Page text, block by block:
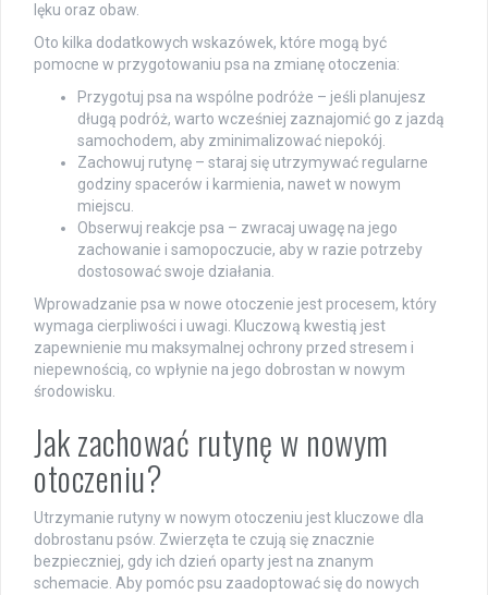
lęku oraz obaw.
Oto kilka dodatkowych wskazówek, które mogą być
pomocne w przygotowaniu psa na zmianę otoczenia:
Przygotuj psa na wspólne podróże – jeśli planujesz
długą podróż, warto wcześniej zaznajomić go z jazdą
samochodem, aby zminimalizować niepokój.
Zachowuj rutynę – staraj się utrzymywać regularne
godziny spacerów i karmienia, nawet w nowym
miejscu.
Obserwuj reakcje psa – zwracaj uwagę na jego
zachowanie i samopoczucie, aby w razie potrzeby
dostosować swoje działania.
Wprowadzanie psa w nowe otoczenie jest procesem, który
wymaga cierpliwości i uwagi. Kluczową kwestią jest
zapewnienie mu maksymalnej ochrony przed stresem i
niepewnością, co wpłynie na jego dobrostan w nowym
środowisku.
Jak zachować rutynę w nowym
otoczeniu?
Utrzymanie rutyny w nowym otoczeniu jest kluczowe dla
dobrostanu psów. Zwierzęta te czują się znacznie
bezpieczniej, gdy ich dzień oparty jest na znanym
schemacie. Aby pomóc psu zaadoptować się do nowych